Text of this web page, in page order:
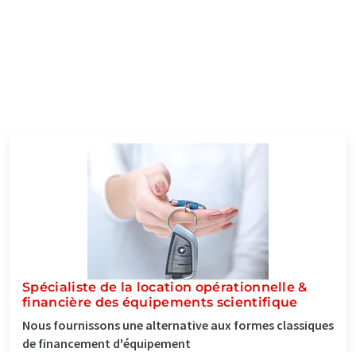
Spécialiste de la location opérationnelle &
financière des équipements scientifique
Nous fournissons une alternative aux formes classiques
de financement d'équipement